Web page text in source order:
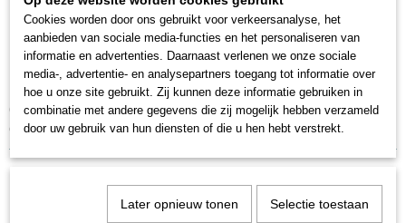
H0 (1:87)
Staat
Nieuw
Märklin 44232 Halloween Wagen
Glow in the Dark
Mäklin Start up
Open goederenwagen in fantastische halloween-vormgeving. Sommige
opdrukelementen geven licht in het donker - Glow in the Dark.
Cookies worden door ons gebruikt voor verkeersanalyse, het
aanbieden van sociale media-functies en het personaliseren van
informatie en advertenties. Daarnaast verlenen we onze sociale
media-, advertentie- en analysepartners toegang tot informatie over
hoe u onze site gebruikt. Zij kunnen deze informatie gebruiken in
combinatie met andere gegevens die zij mogelijk hebben verzameld
door uw gebruik van hun diensten of die u hen hebt verstrekt.
Later opnieuw tonen Selectie toestaan